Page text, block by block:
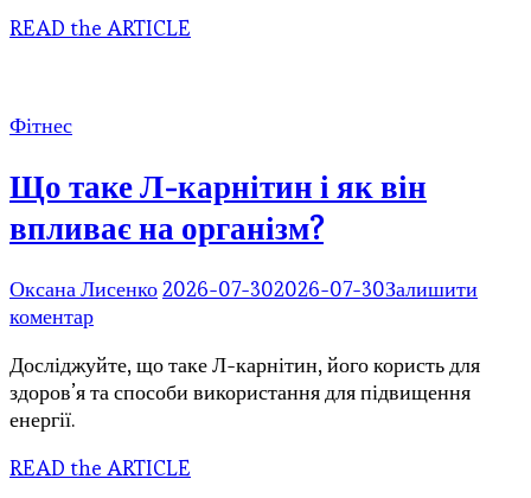
дієту:
READ the ARTICLE
Фітнес
Що таке Л-карнітин і як він
впливає на організм?
Оксана Лисенко2026-07-302026-07-30Залишити
коментардо
таке
Л-
як
Досліджуйте, що таке Л-карнітин, його користь для
здоров’я та способи використання для підвищення
енергії.
READ the ARTICLE